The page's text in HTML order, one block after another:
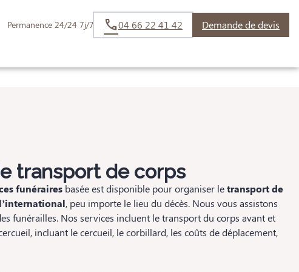
Permanence 24/24 7j/7 04 66 22 41 42 Demande de devis
ESPACES HOMMAGES
transport de corps
funéraires basée est disponible pour organiser letransport de
, peu importe le lieu du décès. Nous vous assistons
funérailles. Nos services incluent le transport du corps avant et
incluant le cercueil, le corbillard, les coûts de déplacement,